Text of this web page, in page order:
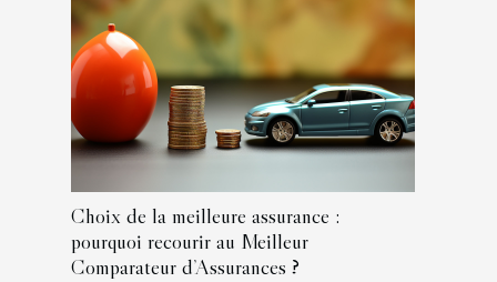
Choix de la meilleure assurance :
pourquoi recourir au Meilleur
Comparateur d’Assurances ?